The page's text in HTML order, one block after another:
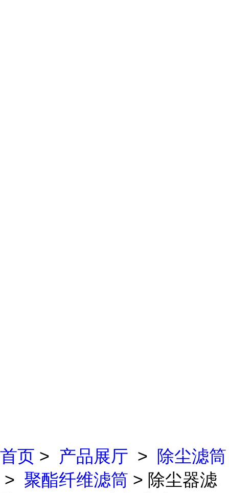
首页 > 产品展厅 >
除尘滤筒
> 聚酯纤维滤筒 > 除尘器滤